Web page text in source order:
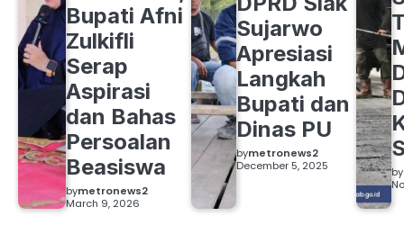
Bupati Afni
Zulkifli
Serap
Aspirasi
dan Bahas
Persoalan
Beasiswa
bymetronews2
March 9, 2026
Sujarwo
Apresiasi
Langkah
Bupati dan
Dinas PU
bymetronews2
December 5, 2025
by